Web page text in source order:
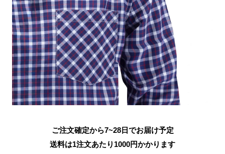
ご注文確定から7~28日でお届け予定
送料は1注文あたり 1000円かかります